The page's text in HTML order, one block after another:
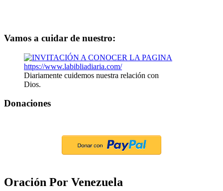
Vamos a cuidar de nuestro:
Diariamente cuidemos nuestra relación con
Dios.
Donaciones
Oración Por Venezuela